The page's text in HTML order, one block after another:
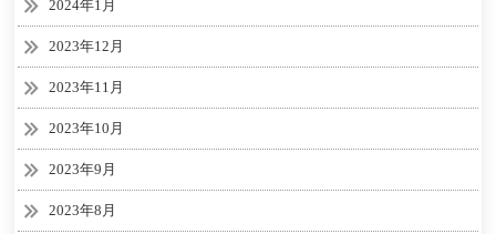
2024年1月
2023年12月
2023年11月
2023年10月
2023年9月
2023年8月